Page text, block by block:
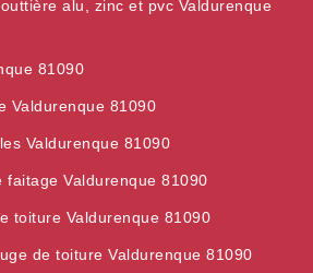
alu, zinc et pvc Valdurenque
81090
Valdurenque 81090
Valdurenque 81090
faitage Valdurenque 81090
toiture Valdurenque 81090
de toiture Valdurenque 81090